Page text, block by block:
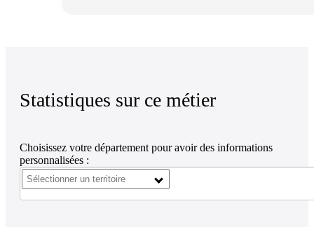
Statistiques sur ce métier
Choisissez votre département pour avoir des informations
personnalisées :